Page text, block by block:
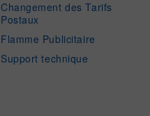
Changement des Tarifs
Postaux
Flamme Publicitaire
Support technique